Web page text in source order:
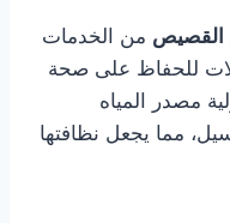
القصيص من الخدمات
للحفاظ على صحة
مصدر المياه
مما يجعل نظافتها